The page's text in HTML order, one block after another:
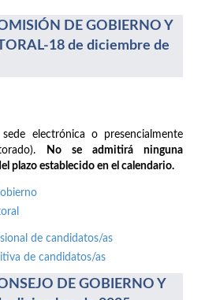
DE GOBIERNO Y
18 de diciembre de
electrónica o presencialmente
No se admitirá ninguna
plazo establecido en el calendario.
de candidatos/as
de candidatos/as
DE GOBIERNO Y